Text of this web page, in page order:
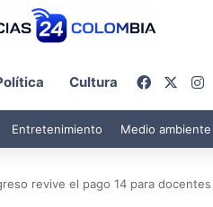
Cultura Facebook
Entretenimiento Medio ambiente
revive el pago 14 para docentes